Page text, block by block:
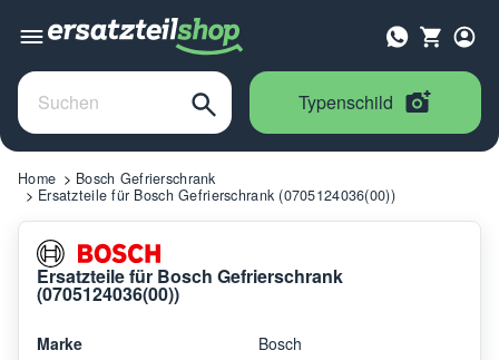
Typenschild
Home
Bosch Gefrierschrank
Ersatzteile für Bosch Gefrierschrank (0705124036(00))
Ersatzteile für Bosch Gefrierschrank
(0705124036(00))
Marke Bosch